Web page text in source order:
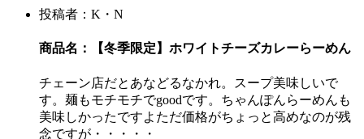
投稿者：K・N
商品名：【冬季限定】ホワイトチーズカレーらーめん
チェーン店だとあなどるなかれ。スープ美味しいで
す。麺もモチモチでgoodです。ちゃんぽんらーめんも
美味しかったですよただ価格がちょっと高めなのが残
念ですが・・・・・